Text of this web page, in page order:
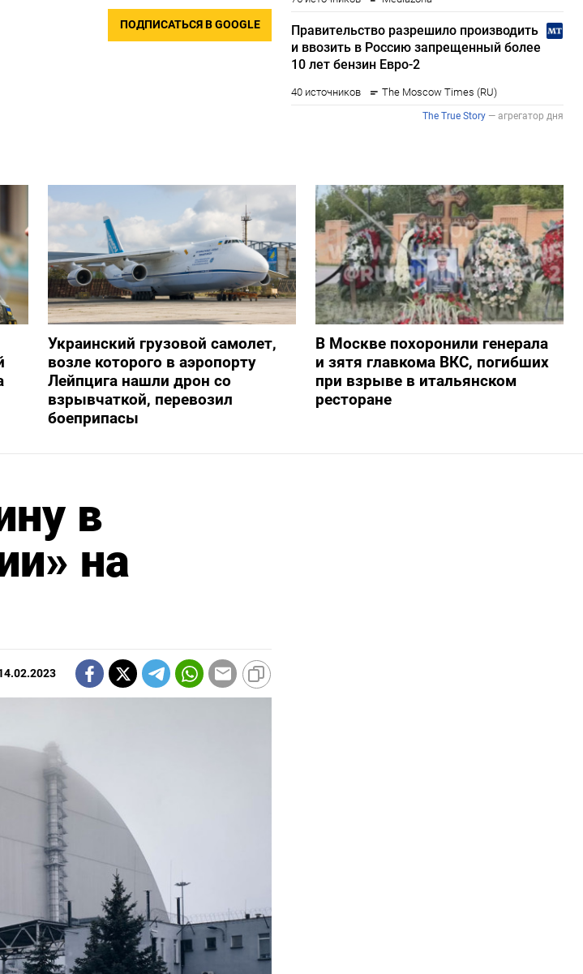
ПОДПИСАТЬСЯ В GOOGLE
Украинский грузовой самолет,
возле которого в аэропорту
Лейпцига нашли дрон со
взрывчаткой, перевозил
боеприпасы
В Москве похоронили генерала
и зятя главкома ВКС, погибших
при взрыве в итальянском
ресторане
в
на